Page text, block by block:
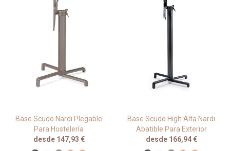
Base Scudo Nardi Plegable
Para Hostelería
desde 147,93 €
Base Scudo High Alta Nardi
Abatible Para Exterior
desde 166,94 €